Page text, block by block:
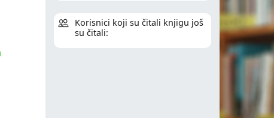
Korisnici koji su čitali knjigu još
su čitali: